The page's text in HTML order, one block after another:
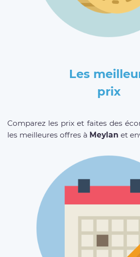
Les
prix
Comparez les prix et faites des
les meilleures offres à Meylan et